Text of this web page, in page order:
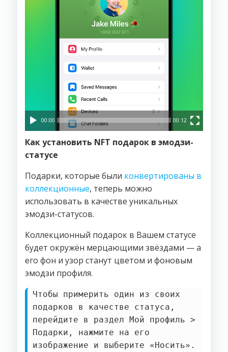
00:00 00:12
Как установить NFT подарок в эмодзи-
статусе
Подарки, которые были конвертированы в
коллекционные, теперь можно
использовать в качестве уникальных
эмодзи-статусов.
Коллекционный подарок в Вашем статусе
будет окружён мерцающими звёздами — а
его фон и узор станут цветом и фоновым
эмодзи профиля.
Чтобы примерить один из своих
подарков в качестве статуса,
перейдите в раздел Мой профиль >
Подарки, нажмите на его
изображение и выберите «Носить».